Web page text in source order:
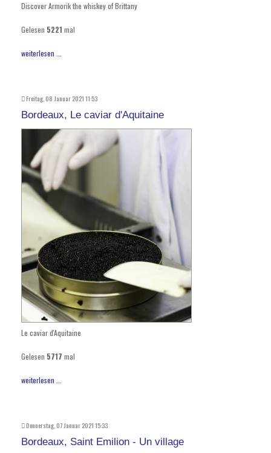
Discover Armorik the whiskey of Brittany
Gelesen 5221 mal
weiterlesen ...
Freitag, 08 Januar 2021 11:53
Bordeaux, Le caviar d'Aquitaine
Le caviar d'Aquitaine
Gelesen 5717 mal
weiterlesen ...
Donnerstag, 07 Januar 2021 15:33
Bordeaux, Saint Emilion - Un village